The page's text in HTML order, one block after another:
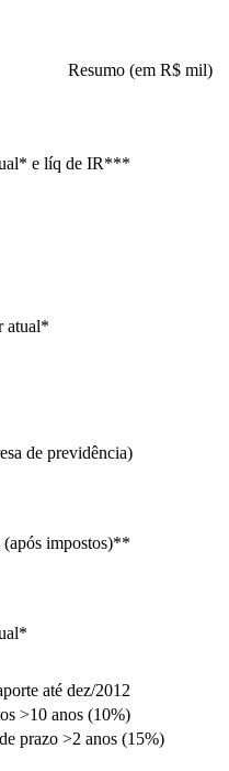
Resumo (em R$ mil)
e líq de IR***
atual*
de previdência)
impostos)**
até dez/2012
>10 anos (10%)
prazo >2 anos (15%)